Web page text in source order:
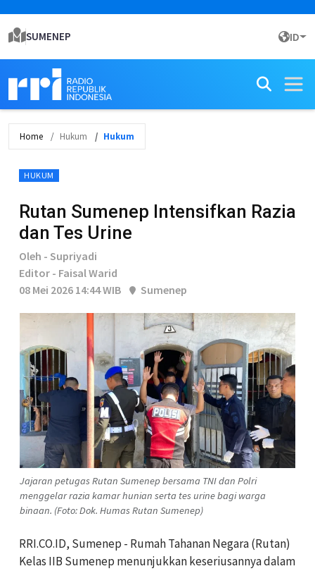
SUMENEP ID
Home Hukum Hukum
HUKUM
Rutan Sumenep Intensifkan Razia
dan Tes Urine
Oleh - Supriyadi
Editor - Faisal Warid
08 Mei 2026 14:44 WIB
Sumenep
Jajaran petugas Rutan Sumenep bersama TNI dan Polri
menggelar razia kamar hunian serta tes urine bagi warga
binaan. (Foto: Dok. Humas Rutan Sumenep)
RRI.CO.ID, Sumenep - Rumah Tahanan Negara (Rutan)
Kelas IIB Sumenep menunjukkan keseriusannya dalam